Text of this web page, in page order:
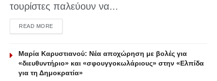
τουρίστες παλεύουν να...
READ MOREDETAILS
Μαρία Καρυστιανού: Νέα αποχώρηση με βολές για
«διευθυντήριο» και «σφουγγοκωλάριους» στην «Ελπίδα
για τη Δημοκρατία»